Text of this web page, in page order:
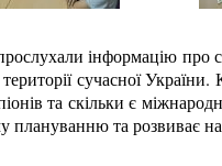
інформацію про
сучасної
та скільки є
плануванню та розвиває